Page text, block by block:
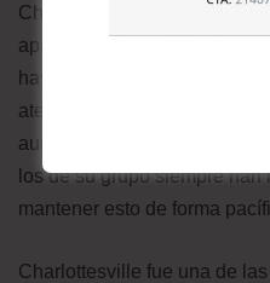
Charlottesville, que
aparece llorando en un
hay una orden de arresto en
aterrorizado de que los
aunque ha dicho “un montón
los de su grupo siempre
mantener esto de forma
Charlottesville fue una de